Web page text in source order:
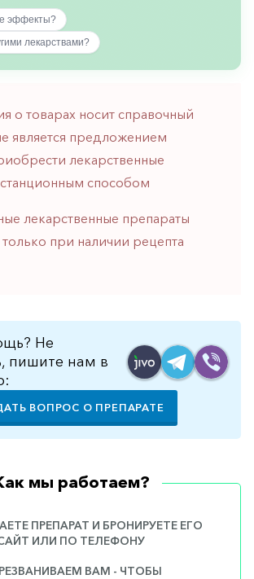
эффекты?
лекарствами?
о товарах носит справочный
является предложением
лекарственные
способом
лекарственные препараты
только при наличии рецепта
Не
пишите нам в
ВОПРОС О ПРЕПАРАТЕ
мы работаем?
ПРЕПАРАТ И БРОНИРУЕТЕ ЕГО
САЙТ ИЛИ ПО ТЕЛЕФОНУ
ВАМ - ЧТОБЫ